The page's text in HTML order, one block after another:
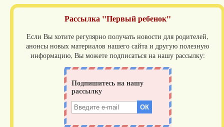
Рассылка "Первый ребенок"
Если Вы хотите регулярно получать новости для родителей,
анонсы новых материалов нашего сайта и другую полезную
информацию, Вы можете подписаться на нашу рассылку: